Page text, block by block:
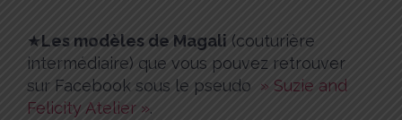
★Les modèles de Magali (couturière
intermédiaire) que vous pouvez retrouver
sur Facebook sous le pseudo » Suzie and
Felicity Atelier ».